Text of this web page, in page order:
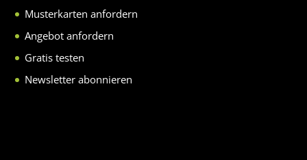
Musterkarten anfordern
Angebot anfordern
Gratis testen
Newsletter abonnieren